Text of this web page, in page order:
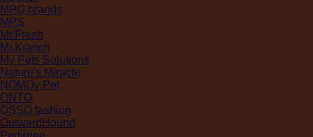
MPG brands
MPS
Mr.Fresh
Mr.Kranch
My Pets Solutions
Nature's Miracle
NOMOy Pet
ONTO
OSSO fashion
OutwardHound